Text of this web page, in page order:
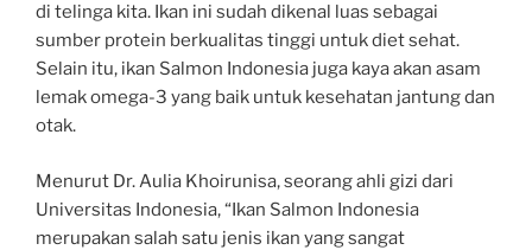
di telinga kita. Ikan ini sudah dikenal luas sebagai
sumber protein berkualitas tinggi untuk diet sehat.
Selain itu, ikan Salmon Indonesia juga kaya akan asam
lemak omega-3 yang baik untuk kesehatan jantung dan
otak.
Menurut Dr. Aulia Khoirunisa, seorang ahli gizi dari
Universitas Indonesia, “Ikan Salmon Indonesia
merupakan salah satu jenis ikan yang sangat